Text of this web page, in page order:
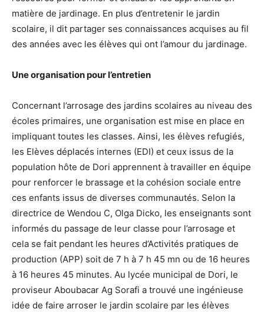
matière de jardinage. En plus d’entretenir le jardin
scolaire, il dit partager ses connaissances acquises au fil
des années avec les élèves qui ont l’amour du jardinage.
Une organisation pour l’entretien
Concernant l’arrosage des jardins scolaires au niveau des
écoles primaires, une organisation est mise en place en
impliquant toutes les classes. Ainsi, les élèves refugiés,
les Elèves déplacés internes (EDI) et ceux issus de la
population hôte de Dori apprennent à travailler en équipe
pour renforcer le brassage et la cohésion sociale entre
ces enfants issus de diverses communautés. Selon la
directrice de Wendou C, Olga Dicko, les enseignants sont
informés du passage de leur classe pour l’arrosage et
cela se fait pendant les heures d’Activités pratiques de
production (APP) soit de 7 h à 7 h 45 mn ou de 16 heures
à 16 heures 45 minutes. Au lycée municipal de Dori, le
proviseur Aboubacar Ag Sorafi a trouvé une ingénieuse
idée de faire arroser le jardin scolaire par les élèves